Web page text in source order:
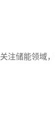
关注储能领域